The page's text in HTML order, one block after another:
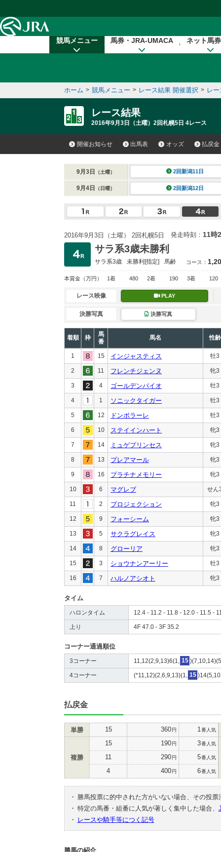
競馬メニュー 馬券・JRA-UMACA ネット馬
ホーム > 競馬メニュー > レース結果 開催選択 > レ
レース結果
2016年9月3日（土曜）2回札幌5日 4レース
開催お知らせ 出馬表 オッズ 払戻金
9月3日 （土曜） 2回新潟11日
9月4日 （日曜） 2回新潟12日
2016年9月3日（土曜） 2回札幌5日 発走時刻： 11時
サラ系3歳未勝利
サラ系3歳 未勝利[指定] 馬齢 コース：
本賞金 （万円） 1着 480 2着 190 3着 120
レース映像 PLAY
決勝写真 決勝写真
着順 枠
馬
番
馬名 性齢
1 15 インジャスティス 牡3
2 11 フレンチジェンヌ 牝3
3 4 ゴールデンバイオ 牡3
4 1 ソニックタイガー 牡3
5 12 ドンボラーレ 牡3
6 10 ステイインハート 牝3
7 14 ミュゲプリンセス 牝3
8 13 プレアマール 牝3
9 16 プラチナメモリー 牝3
10 6 マグレブ せん
11 2 プロジェクション 牝3
12 9 フォーシーム 牝3
13 5 サクラグレイス 牝3
14 8 グローリア 牝3
15 3 ショウナンアーリー 牡3
16 7 ハルノアシオト 牝3
タイム
ハロンタイム 12.4 - 11.2 - 11.8 - 12.0 - 11.5 -
上り 4F 47.0 - 3F 35.2
コーナー通過順位
3コーナー 11,12(2,9,13)6(1, 15
4コーナー (*11,12)(2,6,9,13)(1, 15
払戻金
単勝 15 360円 1 番人気
複勝
15 190円 3番人気
11 290円 5番人気
4 400円 6番人気
・
勝馬投票に的中された方がいない場合、その投
・ 特定の馬番・組番に人気が著しく集中した場合、
・
レースや騎手等につく記号
勝馬の紹介